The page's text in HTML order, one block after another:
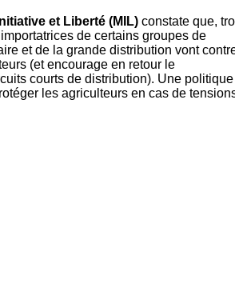
et Liberté (MIL) constate que,
de certains groupes de
et de la grande distribution vont
(et encourage en retour le
courts de distribution). Une politique
les agriculteurs en cas de